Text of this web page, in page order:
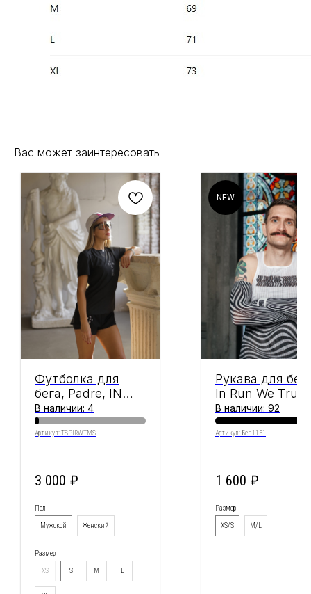
Вас может заинтересовать
Футболка для
бега, Padre, IN
RUN WE TRUST
В наличии: 4
Артикул:TSPIRWTMS
3 000 ₽
Пол
Мужской Женский
Размер
XS S M
NEW
Рукава для
In Run We Trust
Wave Motion,
White & Black
В наличии: 92
Артикул: Бег 1151
1 600 ₽
Размер
XS/S M/L